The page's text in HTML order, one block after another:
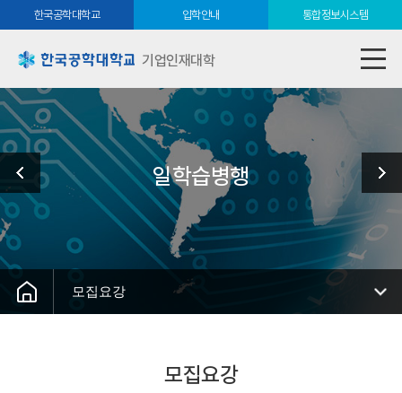
한국공학대학교 입학안내 통합정보시스템
기업인재대학
일학습병행
모집요강
모집요강